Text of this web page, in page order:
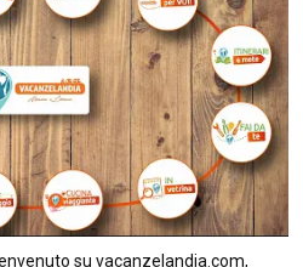
su vacanzelandia.com,